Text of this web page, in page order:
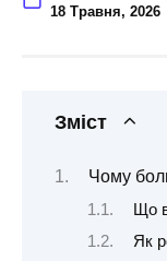
18 Травня, 2026
Зміст
Чому
Що
Як